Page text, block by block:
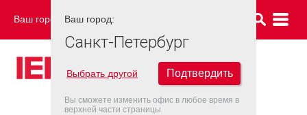
Ваш город: САНКТ-ПЕТЕРБУРГ
Ваш город:
Санкт-Петербург
Выбрать другой Подтвердить
Вы сможете изменить офис в любое время в
верхней части страницы